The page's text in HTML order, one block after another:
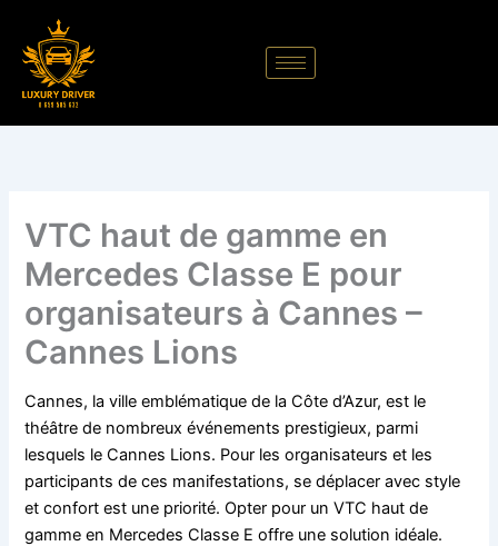
contenu
VTC haut de gamme en
Mercedes Classe E pour
organisateurs à Cannes –
Cannes Lions
Cannes, la ville emblématique de la Côte d’Azur, est le
théâtre de nombreux événements prestigieux, parmi
lesquels le Cannes Lions. Pour les organisateurs et les
participants de ces manifestations, se déplacer avec style
et confort est une priorité. Opter pour un VTC haut de
gamme en Mercedes Classe E offre une solution idéale.